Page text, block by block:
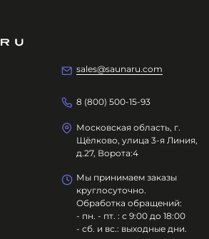
sales@saunaru.com
8 (800) 500-15-93
Московская область, г.
Щёлково, улица 3-я Линия,
д.27, Ворота:4
Мы принимаем заказы
круглосуточно.
Обработка обращений:
- пн. - пт. : с 9:00 до 18:00
- сб. и вс.: выходные дни.